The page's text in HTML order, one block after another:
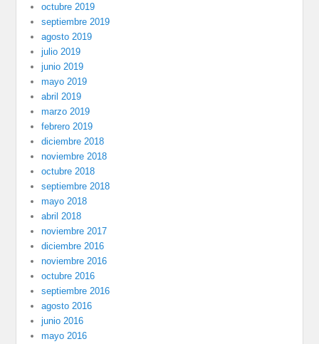
octubre 2019
septiembre 2019
agosto 2019
julio 2019
junio 2019
mayo 2019
abril 2019
marzo 2019
febrero 2019
diciembre 2018
noviembre 2018
octubre 2018
septiembre 2018
mayo 2018
abril 2018
noviembre 2017
diciembre 2016
noviembre 2016
octubre 2016
septiembre 2016
agosto 2016
junio 2016
mayo 2016